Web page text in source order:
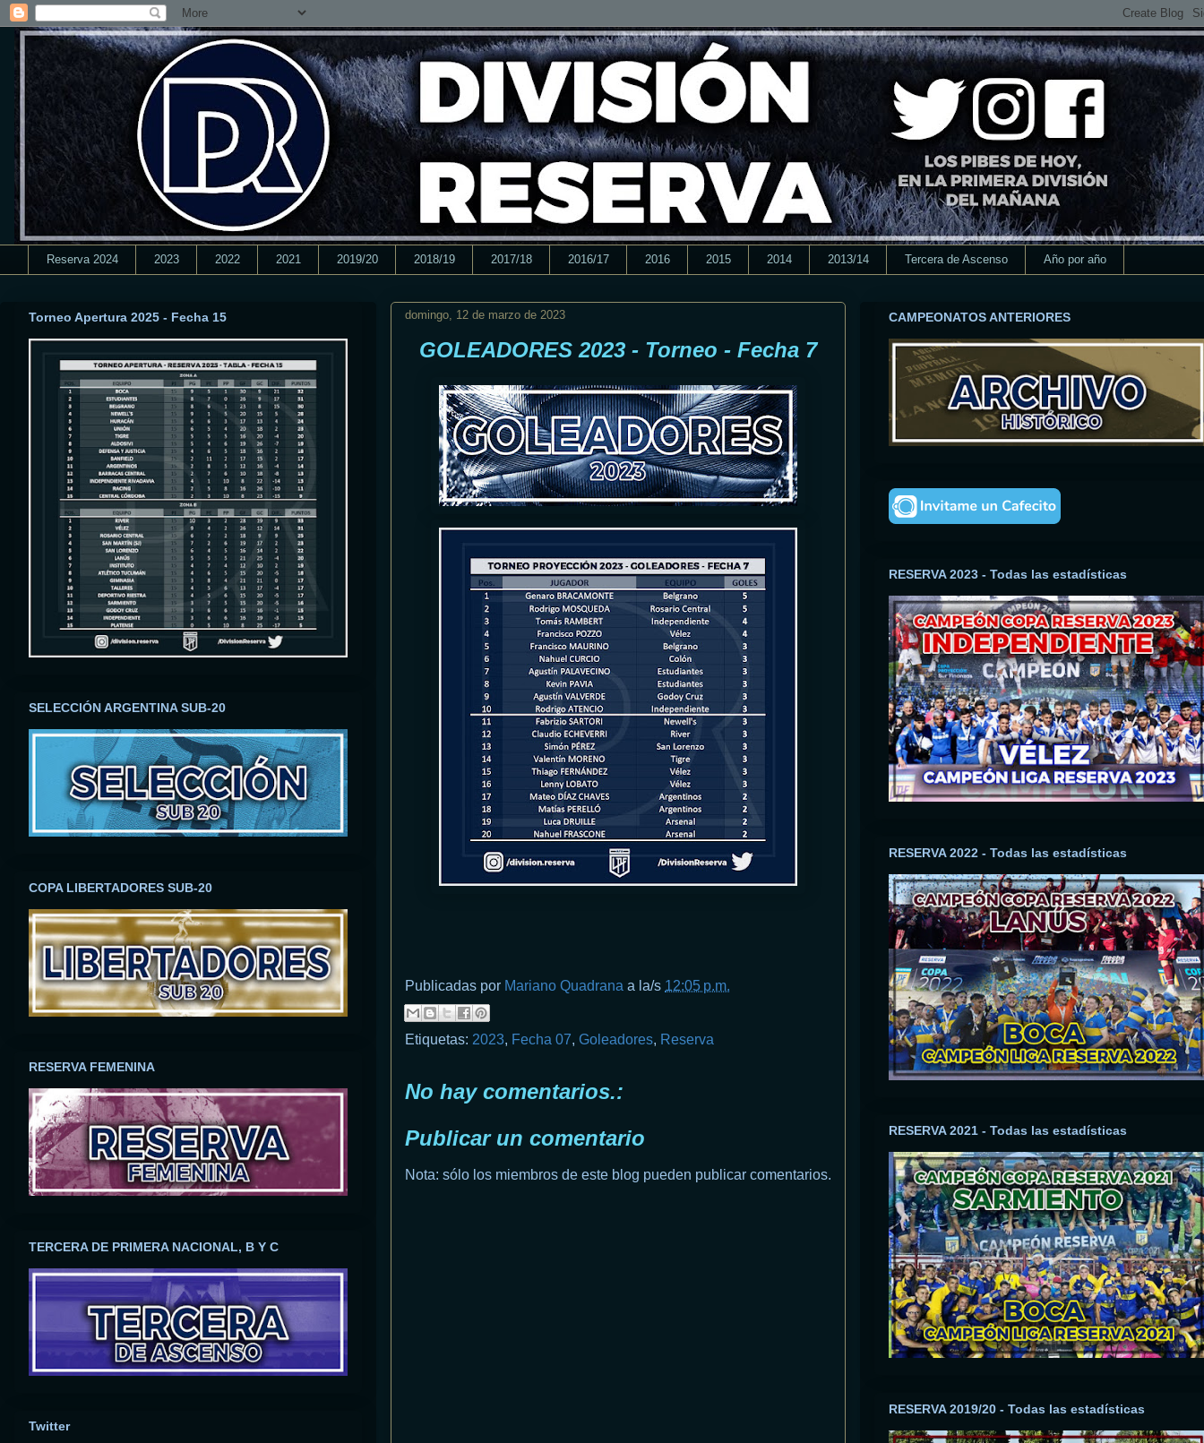
Reserva 2024 2023 2022 2021 2019/20 2018/19 2017/18 2016/17 2016 2015 2014 2013/14 Tercera de Ascenso Año por año
domingo, 12 de marzo de 2023
GOLEADORES 2023 - Torneo - Fecha 7
Publicadas por Mariano Quadrana a la/s 12:05 p.m.
Etiquetas: 2023, Fecha 07, Goleadores, Reserva
No hay comentarios.:
Publicar un comentario
Nota: sólo los miembros de este blog pueden publicar comentarios.
Torneo Apertura 2025 - Fecha 15
SELECCIÓN ARGENTINA SUB-20
COPA LIBERTADORES SUB-20
RESERVA FEMENINA
TERCERA DE PRIMERA NACIONAL, B Y C
Twitter
CAMPEONATOS ANTERIORES
RESERVA 2023 - Todas las estadísticas
RESERVA 2022 - Todas las estadísticas
RESERVA 2021 - Todas las estadísticas
RESERVA 2019/20 - Todas las estadísticas